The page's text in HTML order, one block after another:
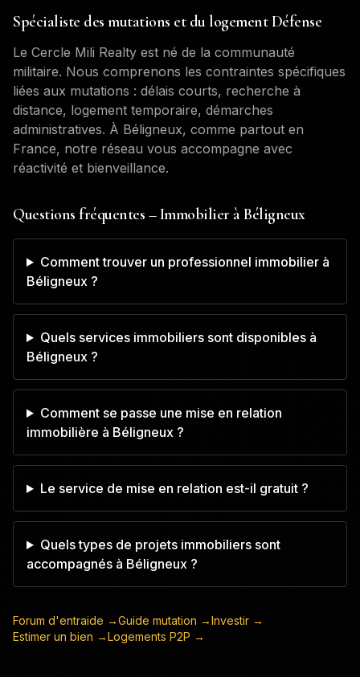
Spécialiste des mutations et du logement Défense
Le Cercle Mili Realty est né de la communauté
militaire. Nous comprenons les contraintes spécifiques
liées aux mutations : délais courts, recherche à
distance, logement temporaire, démarches
administratives. À Béligneux, comme partout en
France, notre réseau vous accompagne avec
réactivité et bienveillance.
Questions fréquentes – Immobilier àBéligneux
Comment trouver un professionnel immobilier à
Béligneux ?
Quels services immobiliers sont disponibles à
Béligneux ?
Comment se passe une mise en relation
immobilière à Béligneux ?
Le service de mise en relation est-il gratuit ?
Quels types de projets immobiliers sont
accompagnés à Béligneux ?
Forum d'entraide →Guide mutation →Investir →
Estimer un bien →Logements P2P →